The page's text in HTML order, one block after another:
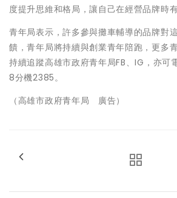
度提升思維和格局，讓自己在經營品牌時有
青年局表示，許多參與攤車輔導的品牌對
饋，青年局將持續與創業青年陪跑，更多
持續追蹤高雄市政府青年局FB、IG，亦
8分機2385。
（高雄市政府青年局 廣告）